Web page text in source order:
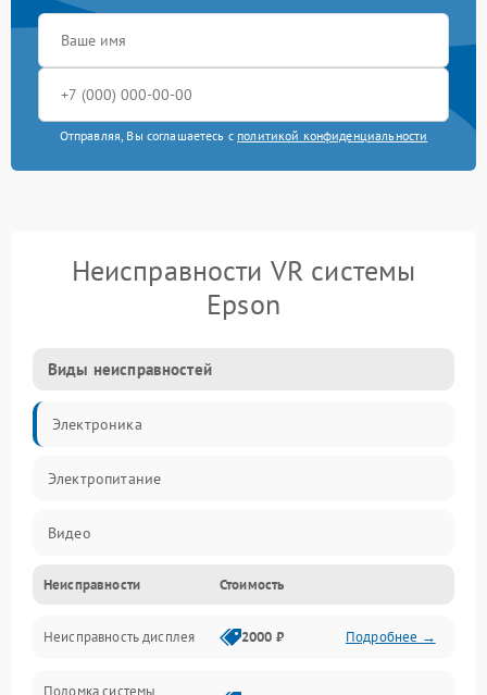
Отправляя, Вы соглашаетесь с политикой конфиденциальности
Неисправности VR системы
Epson
Виды неисправностей
Электроника
Электропитание
Видео
ПО
Сенсоры
Неисправности Стоимость
Неисправность дисплея 2000 ₽ Подробнее →
Поломка системы